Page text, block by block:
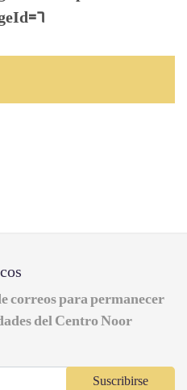
correos para permanecer
del Centro Noor
Suscribirse